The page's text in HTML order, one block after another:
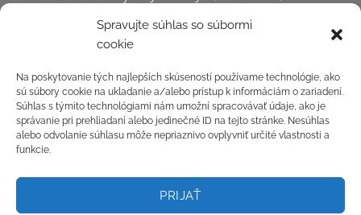
Spravujte súhlas so súbormi
cookie
Na poskytovanie tých najlepších skúseností používame technológie, ako
sú súbory cookie na ukladanie a/alebo prístup k informáciám o zariadení.
Súhlas s týmito technológiami nám umožní spracovávať údaje, ako je
správanie pri prehliadaní alebo jedinečné ID na tejto stránke. Nesúhlas
alebo odvolanie súhlasu môže nepriaznivo ovplyvniť určité vlastnosti a
funkcie.
PRIJAŤ
Medzilaborce, Poprad, Prešov, Sabinov, Snina, Stará
Kancelárske potreby online Košice – Košický kraj:
Gelnica, Košice okolie, Michalovce, Rožňava, Sobrance,
Spišská Nová Ves, Trebišov, Košice . . . a všetky dediny a
ostatné miesta na Slovensku.